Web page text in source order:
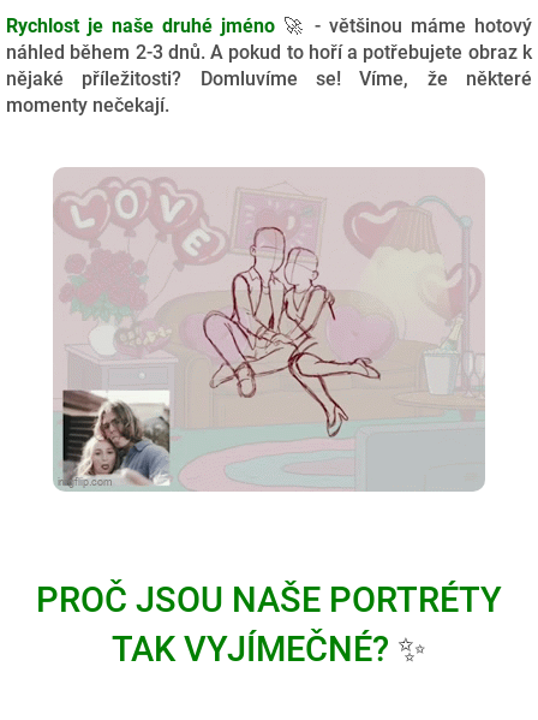
Rychlost je naše druhé jméno 🚀 - většinou máme hotový
náhled během 2-3 dnů. A pokud to hoří a potřebujete obraz k
nějaké příležitosti? Domluvíme se! Víme, že některé
momenty nečekají.
PROČ JSOU NAŠE PORTRÉTY
TAK VYJÍMEČNÉ? ✨